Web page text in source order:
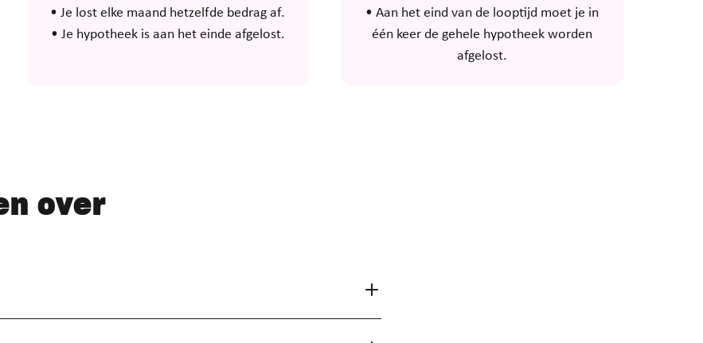
• Je lost elke maand hetzelfde bedrag af.
• Je hypotheek is aan het einde afgelost.
• Aan het eind van de looptijd moet je in
één keer de gehele hypotheek worden
afgelost.
over